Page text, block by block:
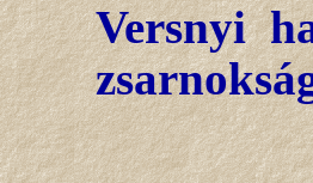
Versnyi